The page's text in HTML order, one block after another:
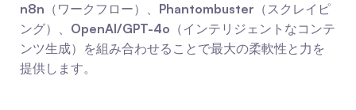
n8n （ワークフロー）、 Phantombuster （スクレイピ
ング）、 OpenAI/GPT-4o （インテリジェントなコンテ
ンツ生成）を組み合わせることで最大の柔軟性と力を
提供します。